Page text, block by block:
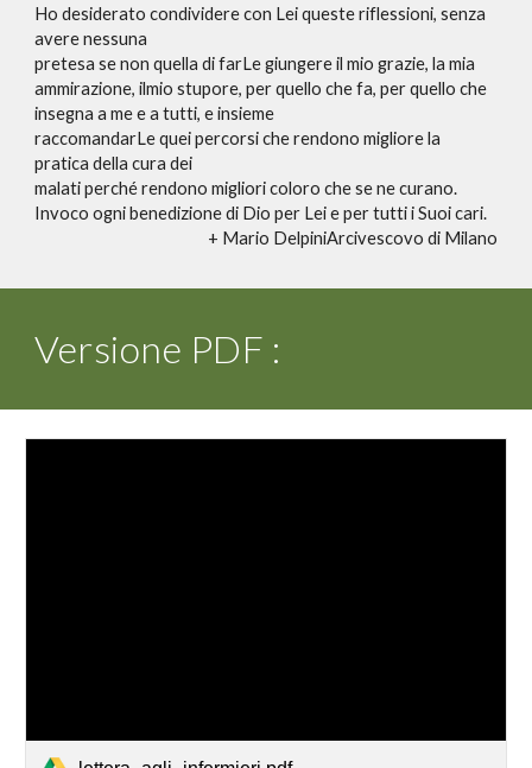
Ho desiderato condividere con Lei queste riflessioni, senza
avere nessuna
pretesa se non quella di farLe giungere il mio grazie, la mia
ammirazione, ilmio stupore, per quello che fa, per quello che
insegna a me e a tutti, e insieme
raccomandarLe quei percorsi che rendono migliore la
pratica della cura dei
malati perché rendono migliori coloro che se ne curano.
Invoco ogni benedizione di Dio per Lei e per tutti i Suoi cari.
+ Mario DelpiniArcivescovo di Milano
Versione PDF :